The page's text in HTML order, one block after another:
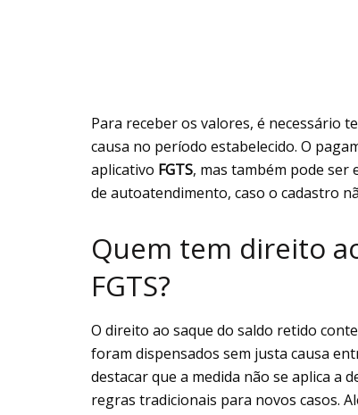
Para receber os valores, é necessário
causa no período estabelecido. O
aplicativo FGTS, mas também pode ser
de autoatendimento, caso o cadastro
Quem tem direito
FGTS?
O direito ao saque do saldo retido
foram dispensados sem justa causa
destacar que a medida não se aplica a
regras tradicionais para novos casos.